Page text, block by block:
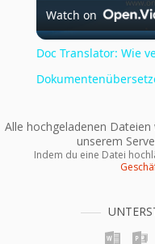
Watch on
Doc Translator: Wie
Alle hochgeladenen
unserem
Indem du eine Datei